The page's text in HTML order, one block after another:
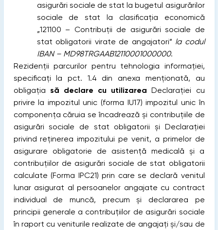
asigurări sociale de stat la bugetul asigurărilor
sociale de stat la clasificaţia economică
„121100 – Contribuţii de asigurări sociale de
stat obligatorii virate de angajatori” la codul
IBAN – MD98TRGAAB12110001000000.
Rezidenţii parcurilor pentru tehnologia informaţiei,
specificaţi la pct. 1.4 din anexa menţionată, au
obligaţia să declare cu utilizareaDeclaraţiei cu
privire la impozitul unic (forma IU17) impozitul unic în
componenţa căruia se încadrează şi contribuţiile de
asigurări sociale de stat obligatorii şi Declaraţiei
privind reţinerea impozitului pe venit, a primelor de
asigurare obligatorie de asistenţă medicală şi a
contribuţiilor de asigurări sociale de stat obligatorii
calculate (Forma IPC21) prin care se declară venitul
lunar asigurat al persoanelor angajate cu contract
individual de muncă, precum şi declararea pe
principii generale a contribuţiilor de asigurări sociale
în raport cu veniturile realizate de angajaţi şi/sau de